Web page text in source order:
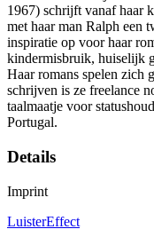
1967) schrijft vanaf haar
met haar man Ralph een
inspiratie op voor haar
kindermisbruik, huiselijk
Haar romans spelen zich
schrijven is ze freelance
taalmaatje voor
Portugal.
Details
Imprint
LuisterEffect